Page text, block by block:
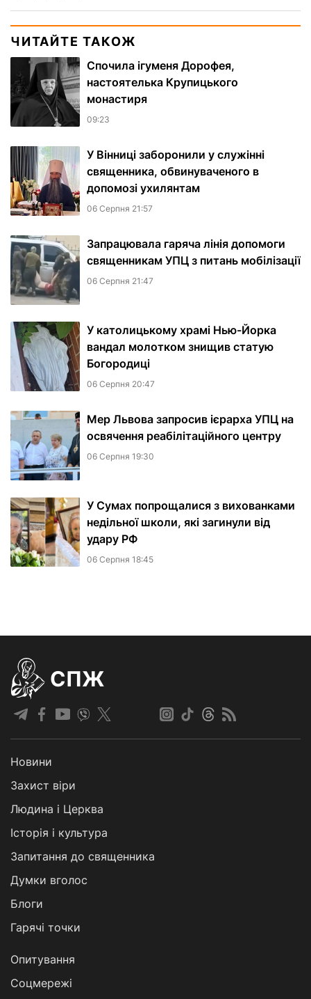
ЧИТАЙТЕ ТАКОЖ
Спочила ігуменя Дорофея,
настоятелька Крупицького
монастиря
09:23
У Вінниці заборонили у служінні
священника, обвинуваченого в
допомозі ухилянтам
06 Серпня 21:57
Запрацювала гаряча лінія допомоги
священникам УПЦ з питань мобілізації
06 Серпня 21:47
У католицькому храмі Нью-Йорка
вандал молотком знищив статую
Богородиці
06 Серпня 20:47
Мер Львова запросив ієрарха УПЦ на
освячення реабілітаційного центру
06 Серпня 19:30
У Сумах попрощалися з вихованками
недільної школи, які загинули від
удару РФ
06 Серпня 18:45
СПЖ
Новини
Захист віри
Людина і Церква
Історія і культура
Запитання до священника
Думки вголос
Блоги
Гарячі точки
Опитування
Соцмережі